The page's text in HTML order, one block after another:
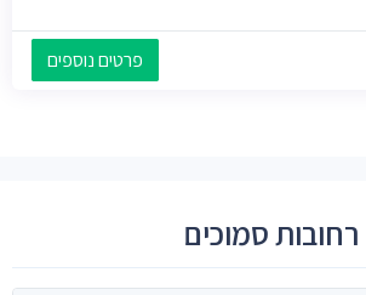
פרטים נוספים
רחובות סמוכים